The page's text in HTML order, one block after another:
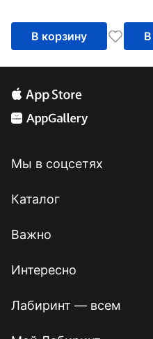
В корзину
Мы в соцсетях
Каталог
Важно
Интересно
Лабиринт — всем